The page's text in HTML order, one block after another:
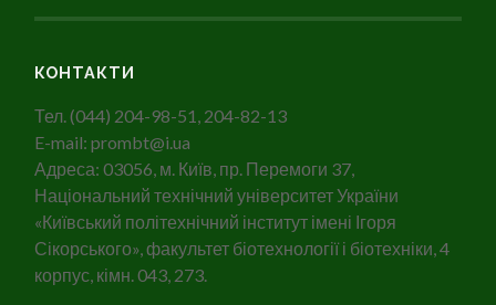
КОНТАКТИ
Тел. (044) 204-98-51, 204-82-13
E-mail: prombt@i.ua
Адреса: 03056, м. Київ, пр. Перемоги 37,
Національний технічний університет України
«Київський політехнічний інститут імені Ігоря
Сікорського», факультет біотехнології і біотехніки, 4
корпус, кімн. 043, 273.